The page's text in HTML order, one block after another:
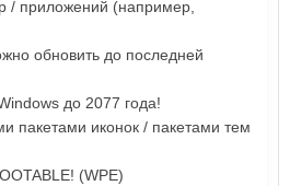
/ приложений (например,
обновить до последней
до 2077 года!
пакетами иконок / пакетами тем
(WPE)